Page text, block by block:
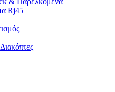
Rj45